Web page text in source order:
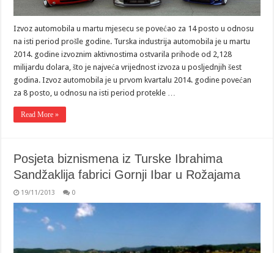
Izvoz automobila u martu mjesecu se povećao za 14 posto u odnosu
na isti period prošle godine. Turska industrija automobila je u martu
2014. godine izvoznim aktivnostima ostvarila prihode od 2,128
milijardu dolara, što je najveća vrijednost izvoza u posljednjih šest
godina. Izvoz automobila je u prvom kvartalu 2014. godine povećan
za 8 posto, u odnosu na isti period protekle …
Read More »
Posjeta biznismena iz Turske Ibrahima
Sandžaklija fabrici Gornji Ibar u Rožajama
19/11/2013 0